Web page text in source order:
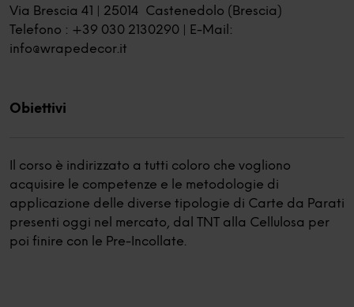
Via Brescia 41 | 25014 Castenedolo (Brescia)
Telefono : +39 030 2130290 | E-Mail:
info@wrapedecor.it
Obiettivi
Il corso è indirizzato a tutti coloro che vogliono
acquisire le competenze e le metodologie di
applicazione delle diverse tipologie di Carte da Parati
presenti oggi nel mercato, dal TNT alla Cellulosa per
poi finire con le Pre-Incollate.